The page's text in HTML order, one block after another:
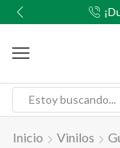
Inicio Vinilos